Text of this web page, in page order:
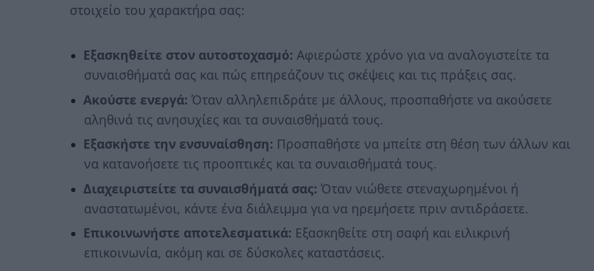
στοιχείο του χαρακτήρα σας:
Εξασκηθείτε στον αυτοστοχασμό: Αφιερώστε χρόνο για να αναλογιστείτε τα
συναισθήματά σας και πώς επηρεάζουν τις σκέψεις και τις πράξεις σας.
Ακούστε ενεργά: Όταν αλληλεπιδράτε με άλλους, προσπαθήστε να ακούσετε
αληθινά τις ανησυχίες και τα συναισθήματά τους.
Εξασκήστε την ενσυναίσθηση: Προσπαθήστε να μπείτε στη θέση των άλλων και
να κατανοήσετε τις προοπτικές και τα συναισθήματά τους.
Διαχειριστείτε τα συναισθήματά σας: Όταν νιώθετε στεναχωρημένοι ή
αναστατωμένοι, κάντε ένα διάλειμμα για να ηρεμήσετε πριν αντιδράσετε.
Επικοινωνήστε αποτελεσματικά: Εξασκηθείτε στη σαφή και ειλικρινή
επικοινωνία, ακόμη και σε δύσκολες καταστάσεις.